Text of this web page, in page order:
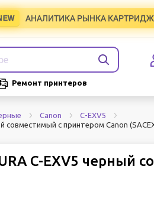
АНАЛИТИКА РЫНКА
Ремонт принтеров
Canon
C-EXV5
совместимый с принтером Canon
C-EXV5 черный